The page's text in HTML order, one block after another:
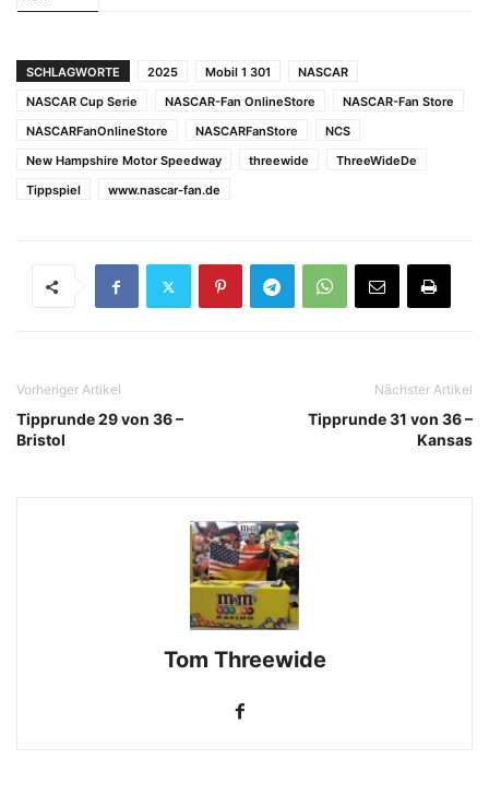
SCHLAGWORTE 2025 Mobil 1 301
NASCAR
NASCAR Cup Serie
NASCAR-Fan OnlineStore
NASCAR-Fan Store
NASCARFanOnlineStore
NASCARFanStore
NCS
New Hampshire Motor Speedway
threewide
ThreeWideDe
Tippspiel
www.nascar-fan.de
Vorheriger Artikel
Tipprunde 29 von 36 –
Bristol
Nächster Artikel
Tipprunde 31 von 36 –
Kansas
Tom Threewide